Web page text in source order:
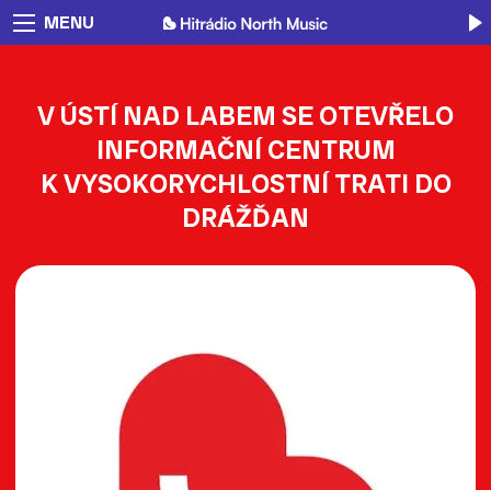
MENU
V ÚSTÍ NAD LABEM SE OTEVŘELO
INFORMAČNÍ CENTRUM
K VYSOKORYCHLOSTNÍ TRATI DO
DRÁŽĎAN